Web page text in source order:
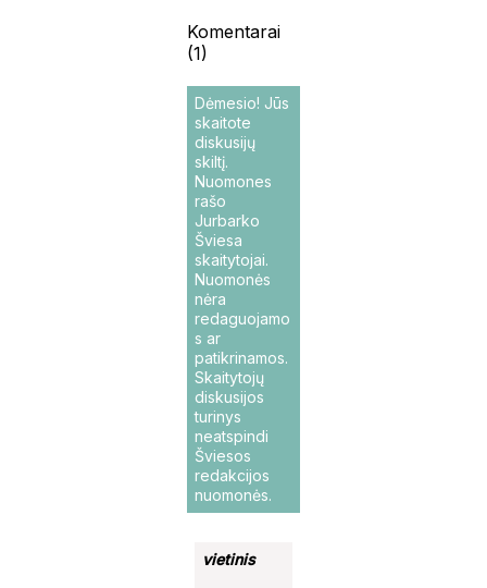
Komentarai
(1)
Dėmesio! Jūs
skaitote
diskusijų
skiltį.
Nuomones
rašo
Jurbarko
Šviesa
skaitytojai.
Nuomonės
nėra
redaguojamo
s ar
patikrinamos.
Skaitytojų
diskusijos
turinys
neatspindi
Šviesos
redakcijos
nuomonės.
vietinis